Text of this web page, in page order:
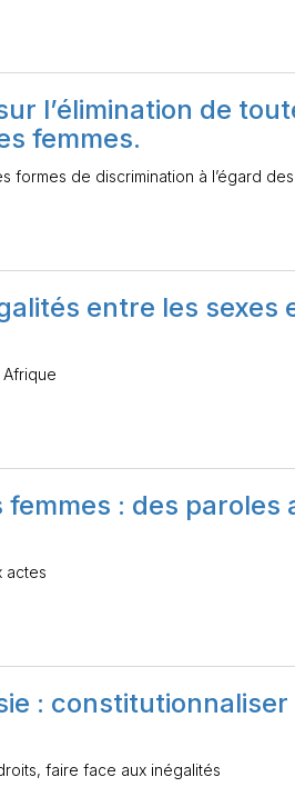
l’élimination de
femmes.
formes de discrimination à l’égard
entre les sexes
: des paroles
actes
: constitutionnaliser
faire face aux inégalités